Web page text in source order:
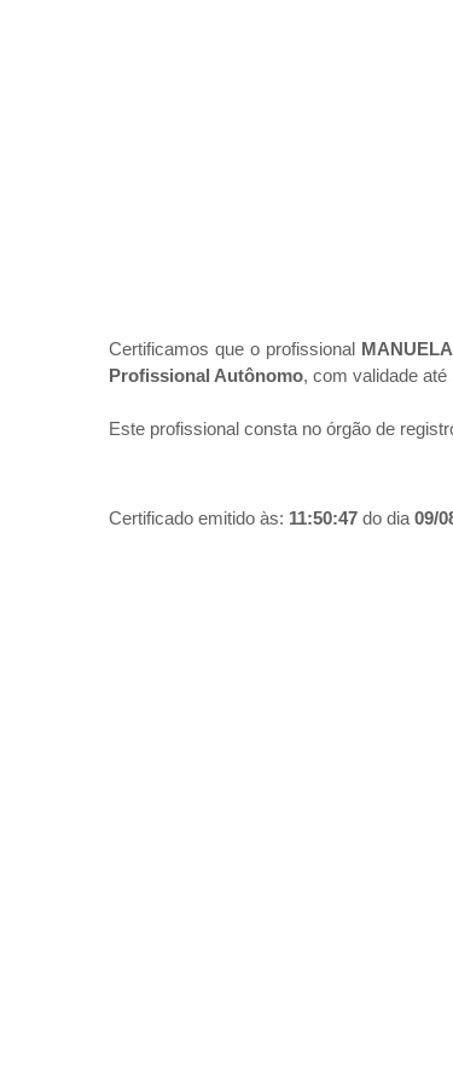
Certificamos que o profissional
Profissional Autônomo, com validade até
Este profissional consta no órgão de
Certificado emitido às: 11:50:47 do dia 09/